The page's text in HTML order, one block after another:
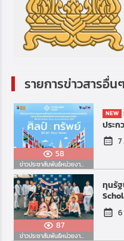
รายการข่าวสารอื่นๆ
58
ข่าวประชาสัมพันธ์หน่วยงานอื่น
ประก
ทรัพ7
87
ข่าวประชาสัมพันธ์หน่วยงานอื่น
ทุนรั
6